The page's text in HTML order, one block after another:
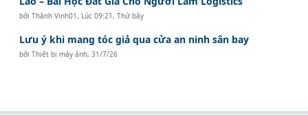
bởiThành Vinh01 , Lúc 09:21, Thứ bảy
Lưu ý khi mang tóc giả qua cửa an ninh sân bay
bởiThiết bị máy ảnh,31/7/26